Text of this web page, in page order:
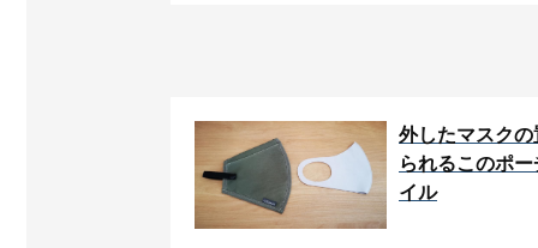
外したマスク
られるこのポ
イル